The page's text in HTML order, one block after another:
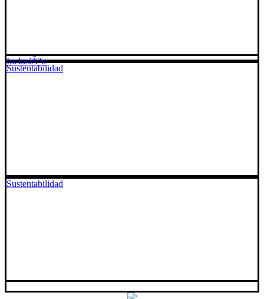
Sustentabilidad
Sustentabilidad
InclusiÃ³n